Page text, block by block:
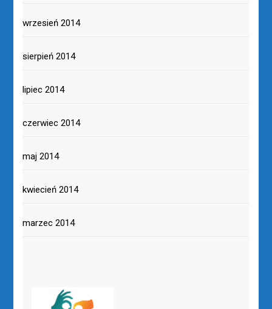
wrzesień 2014
sierpień 2014
lipiec 2014
czerwiec 2014
maj 2014
kwiecień 2014
marzec 2014